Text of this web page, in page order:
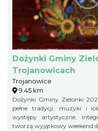
Dożynki Gminy
Trojanowicach
Trojanowice
9.45 km
Dożynki Gminy Zielonki
pełne tradycji, muzyki i
występy artystyczne,
tworzą wyjątkowy weekend